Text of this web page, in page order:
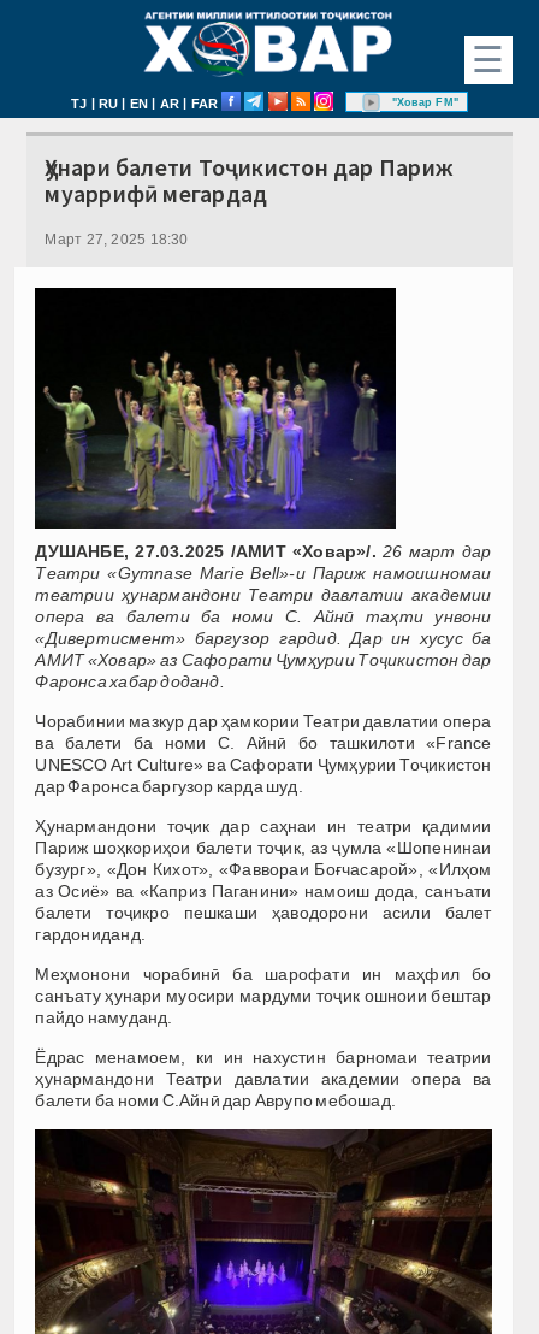
☰
TJ | RU | EN | AR | FAR "Ховар FM"
Ҳунари балети Тоҷикистон дар Париж
муаррифӣ мегардад
Март 27, 2025 18:30
ДУШАНБЕ, 27.03.2025 /АМИТ «Ховар»/. 26 март дар
Театри «Gymnase Marie Bell»-и Париж намоишномаи
театрии ҳунармандони Театри давлатии академии
опера ва балети ба номи С. Айнӣ таҳти унвони
«Дивертисмент» баргузор гардид. Дар ин хусус ба
АМИТ «Ховар» аз Сафорати Ҷумҳурии Тоҷикистон дар
Фаронса хабар доданд.
Чорабинии мазкур дар ҳамкории Театри давлатии опера
ва балети ба номи С. Айнӣ бо ташкилоти «France
UNESCO Art Culture» ва Сафорати Ҷумҳурии Тоҷикистон
дар Фаронса баргузор карда шуд.
Ҳунармандони тоҷик дар саҳнаи ин театри қадимии
Париж шоҳкориҳои балети тоҷик, аз ҷумла «Шопенинаи
бузург», «Дон Кихот», «Фаввораи Боғчасарой», «Илҳом
аз Осиё» ва «Каприз Паганини» намоиш дода, санъати
балети тоҷикро пешкаши ҳаводорони асили балет
гардониданд.
Меҳмонони чорабинӣ ба шарофати ин маҳфил бо
санъату ҳунари муосири мардуми тоҷик ошноии бештар
пайдо намуданд.
Ёдрас менамоем, ки ин нахустин барномаи театрии
ҳунармандони Театри давлатии академии опера ва
балети ба номи С.Айнӣ дар Аврупо мебошад.